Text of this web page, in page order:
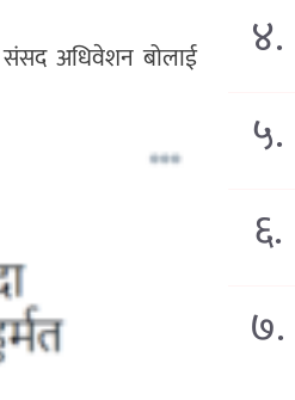
संसद अधिवेशन बोलाई
४.
५.
६.
७.